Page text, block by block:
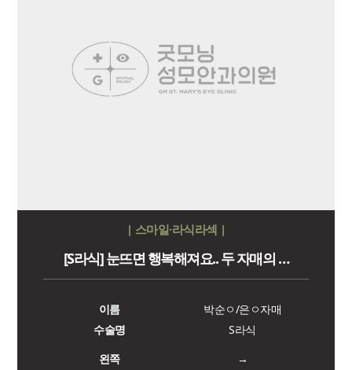
| 스마일·라식라섹 |
[S라식] 눈뜨면 행복해져요.. 두 자매의 …
이름
박순ㅇ/은ㅇ자매
수술명
S라식
왼쪽
→